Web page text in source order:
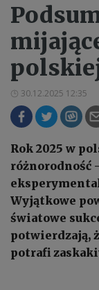
30.12.2025 12:35
Rok 2025 w
różnorodność
Wyjątkowe
światowe
potwierdzają,
potrafi